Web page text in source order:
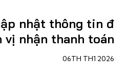
nhật thông tin đ
vị nhận thanh toán
06TH TH1 2026